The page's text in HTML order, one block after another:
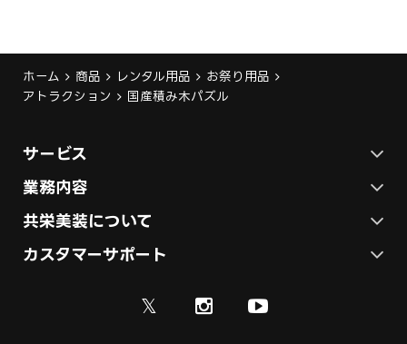
ホーム 商品 レンタル用品
お祭り用品
アトラクション
国産積み木パズル
サービス
ステージ施工プラン
テント施工プラン
展示会ブース制作
業務内容
各種イベントの総合サービス
展示会ブース装飾・デザイン
ディスプレイ・サイン制作
共栄美装について
会社概要
カスタマーサポート
𝕏